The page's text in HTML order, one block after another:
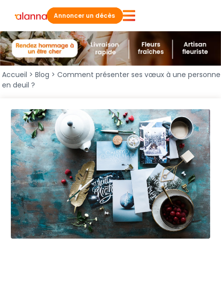
Annoncer un décès
Accueil > Blog > Comment présenter ses vœux à une personne
en deuil ?